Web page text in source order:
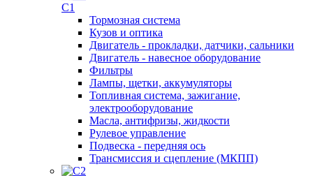
C1
Тормозная система
Кузов и оптика
Двигатель - прокладки, датчики, сальники
Двигатель - навесное оборудование
Фильтры
Лампы, щетки, аккумуляторы
Топливная система, зажигание,
электрооборудование
Масла, антифризы, жидкости
Рулевое управление
Подвеска - передняя ось
Трансмиссия и сцепление (МКПП)